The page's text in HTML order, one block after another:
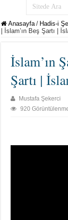
Anasayfa / Hadis-i
| İslam’ın Beş Şartı |
İslam’ın
Şartı |
Mustafa Şekerci
920